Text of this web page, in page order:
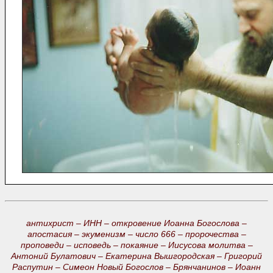
антихрист – ИНН – откровение Иоанна Богослова –
апостасия – экуменизм – число 666 – пророчества –
проповеди – исповедь – покаяние – Иисусова молитва –
Антоний Булатович – Екатерина Вышгородская – Григорий
Распутин – Симеон Новый Богослов – Брянчанинов – Иоанн